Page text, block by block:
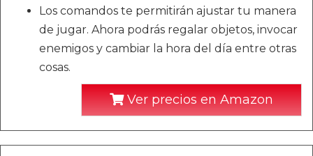
Los comandos te permitirán ajustar tu manera
de jugar. Ahora podrás regalar objetos, invocar
enemigos y cambiar la hora del día entre otras
cosas.
Ver precios en Amazon